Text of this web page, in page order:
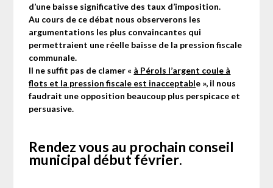
d’une baisse significative des taux d’imposition.
Au cours de ce débat nous observerons les
argumentations les plus convaincantes qui
permettraient une réelle baisse de la pression fiscale
communale.
Il ne suffit pas de clamer « à Pérols l’argent coule à
flots et la pression fiscale est inacceptable », il nous
faudrait une opposition beaucoup plus perspicace et
persuasive.
Rendez vous au prochain conseil
municipal début février.